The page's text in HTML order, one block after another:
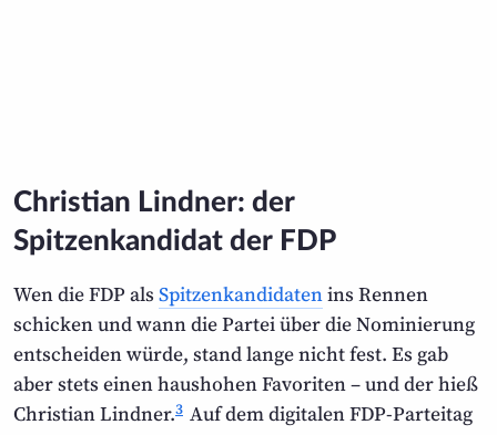
Christian Lindner: der
Spitzenkandidat der FDP
Wen die FDP als Spitzenkandidatenins Rennen
schicken und wann die Partei über die Nominierung
entscheiden würde, stand lange nicht fest. Es gab
aber stets einen haushohen Favoriten – und der hieß
Christian Lindner.3 Auf dem digitalen FDP-Parteitag